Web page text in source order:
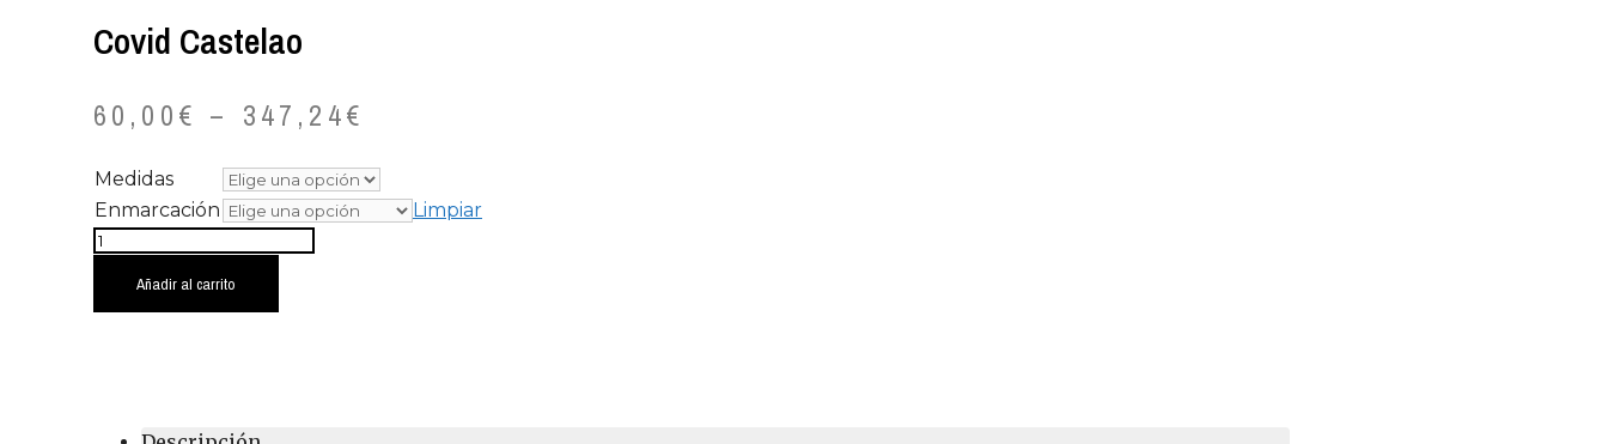
Covid Castelao
60,00€ – 347,24€
Medidas
Enmarcación
Limpiar
Covid
cantidad
Añadir al carrito